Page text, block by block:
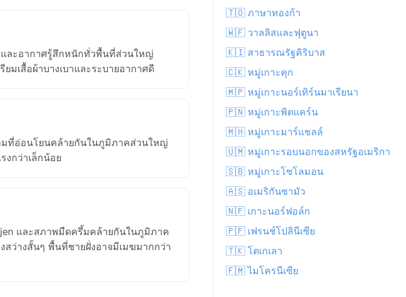
และอากาศรู้สึกหนักทั่วพื้นที่ส่วนใหญ่
มเสื้อผ้าบางเบาและระบายอากาศดี
มที่อ่อนโยนคล้ายกันในภูมิภาคส่วนใหญ่
กว่าเล็กน้อย
และสภาพมืดครึ้มคล้ายกันในภูมิภาค
สว่างสั้นๆ พื้นที่ชายฝั่งอาจมีเมฆมากกว่า
🇹🇴 ภาษาทองก้า
🇼🇫 วาลลิสและฟุตูนา
🇰🇮 สาธารณรัฐคิริบาส
🇨🇰 หมู่เกาะคุก
🇲🇵 หมู่เกาะนอร์เทิร์นมาเรียนา
🇵🇳 หมู่เกาะพิตแคร์น
🇲🇭 หมู่เกาะมาร์แชลล์
🇺🇲 หมู่เกาะรอบนอกของสหรัฐอเมริกา
🇸🇧 หมู่เกาะโซโลมอน
🇦🇸 อเมริกันซามัว
🇳🇫 เกาะนอร์ฟอล์ก
🇵🇫 เฟรนช์โปลินีเซีย
🇹🇰 โตเกเลา
🇫🇲 ไมโครนีเซีย